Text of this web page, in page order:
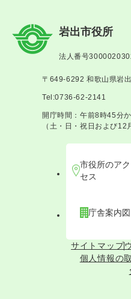
岩出市役所
法人番号
〒649-6292 和歌山県岩
Tel:0736-62-2141
開庁時間：午前8時45分
（土・日・祝日および12
市役所のアク
セス
庁舎案内図
サイトマップ
個人情報の